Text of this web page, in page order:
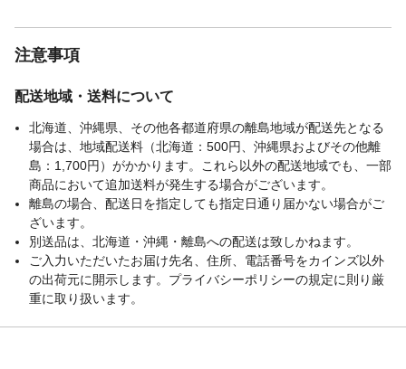
注意事項
配送地域・送料について
北海道、沖縄県、その他各都道府県の離島地域が配送先となる
場合は、地域配送料（北海道：500円、沖縄県およびその他離
島：1,700円）がかかります。これら以外の配送地域でも、一部
商品において追加送料が発生する場合がございます。
離島の場合、配送日を指定しても指定日通り届かない場合がご
ざいます。
別送品は、北海道・沖縄・離島への配送は致しかねます。
ご入力いただいたお届け先名、住所、電話番号をカインズ以外
の出荷元に開示します。プライバシーポリシーの規定に則り厳
重に取り扱います。